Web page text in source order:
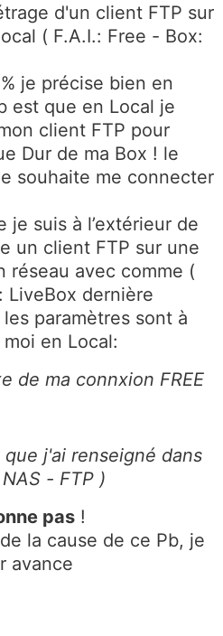
d'un client FTP sur
( F.A.I.: Free - Box:
je précise bien en
est que en Local je
client FTP pour
Dur de ma Box ! le
souhaite me connecter
je suis à l’extérieur de
un client FTP sur une
réseau avec comme (
LiveBox dernière
paramètres sont à
en Local:
de ma connxion FREE
que j'ai renseigné dans
- FTP )
pas !
la cause de ce Pb, je
avance